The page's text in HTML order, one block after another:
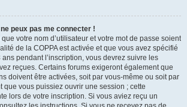
peux pas me connecter !
votre nom d’utilisateur et votre mot de passe soient
de la COPPA est activée et que vous avez spécifié
pendant l’inscription, vous devrez suivre les
reçues. Certains forums exigeront également que
doivent être activées, soit par vous-même ou soit par
que vous puissiez ouvrir une session ; cette
lors de votre inscription. Si vous aviez reçu un